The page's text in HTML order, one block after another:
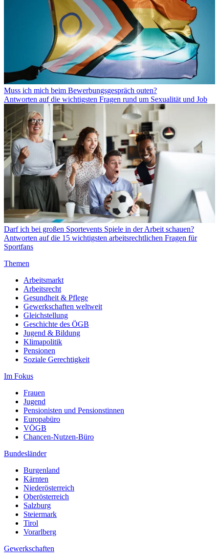
Muss ich mich beim Bewerbungsgespräch outen?
Antworten auf die wichtigsten Fragen rund um Sexualität und Job
Darf ich bei großen Sportevents Spiele in der Arbeit schauen?
Antworten auf die 15 wichtigsten arbeitsrechtlichen Fragen für
Sportfans
Themen
Arbeitsmarkt
Arbeitsrecht
Gesundheit & Pflege
Gewerkschaften weltweit
Gleichstellung
Geschichte des ÖGB
Jugend & Bildung
Klimapolitik
Pensionen
Soziale Gerechtigkeit
Im Fokus
Frauen
Jugend
Pensionisten und Pensionstinnen
Europabüro
VÖGB
Chancen-Nutzen-Büro
Bundesländer
Burgenland
Kärnten
Niederösterreich
Oberösterreich
Salzburg
Steiermark
Tirol
Vorarlberg
Gewerkschaften